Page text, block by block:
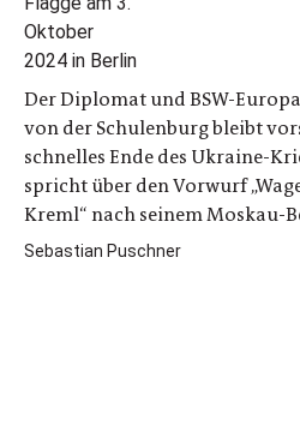
Der Diplomat und BSW-
von der Schulenburg bleibt
schnelles Ende des Ukraine-
spricht über den Vorwurf
Kreml“ nach seinem Moskau-
Sebastian Puschner